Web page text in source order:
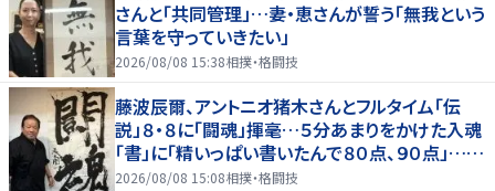
さんと「共同管理」…妻・恵さんが誓う「無我という
言葉を守っていきたい」
2026/08/08 15:38相撲・格闘技
藤波辰爾、アントニオ猪木さんとフルタイム「伝
説」８・８に「闘魂」揮毫…５分あまりをかけた入魂
「書」に「精いっぱい書いたんで８０点、９０点」…
「人間・藤波辰爾展」開催
2026/08/08 15:08相撲・格闘技